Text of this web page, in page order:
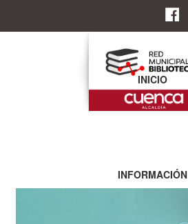
INICIO
INFORMACIÓN